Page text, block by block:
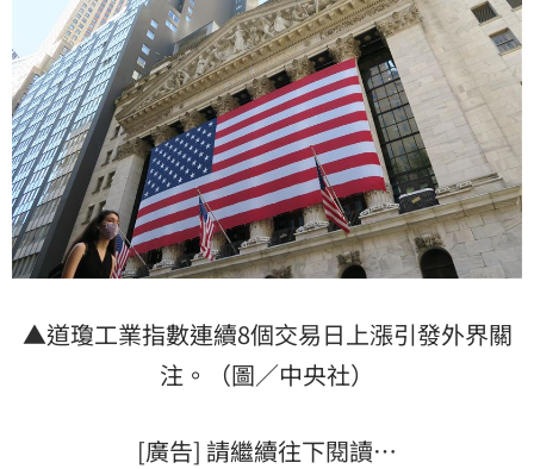
▲道瓊工業指數連續8個交易日上漲引發外界關
注。（圖／中央社）
[廣告] 請繼續往下閱讀…